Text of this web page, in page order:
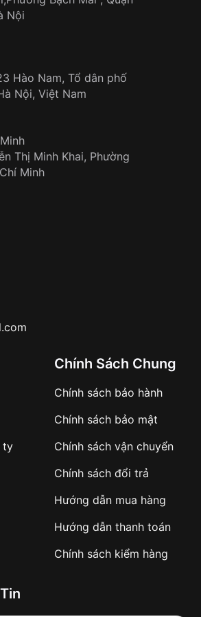
215
kiểm tra và thanh toán trực tiếp
biệt
thanh toán khi nhận hàng hoặc
xử lý đơn hàng nhanh chóng
tình trạng hủy đơn không mong
chữa
lợi khách hàng
khách hàng trong suốt quá
Nội
Hào Nam, Tổ dân phố
Nội, Việt Nam
Thị Minh Khai, Phường
Minh
ty
Chính Sách Chung
Chính sách bảo hành
Chính sách bảo mật
Chính sách vận chuyển
Chính sách đổi trả
Hướng dẫn mua hàng
Hướng dẫn thanh toán
Chính sách kiểm hàng